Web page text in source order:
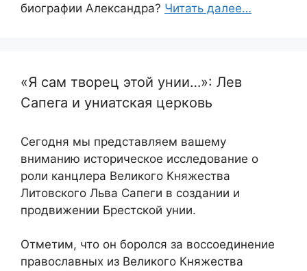
биографии Александра? Читать далее…
«Я сам творец этой унии…»: Лев
Сапега и униатская церковь
Сегодня мы представляем вашему
вниманию историческое исследование о
роли канцлера Великого Княжества
Литовского Льва Сапеги в создании и
продвижении Брестской унии.
Отметим, что он боролся за воссоединение
православных из Великого Княжества